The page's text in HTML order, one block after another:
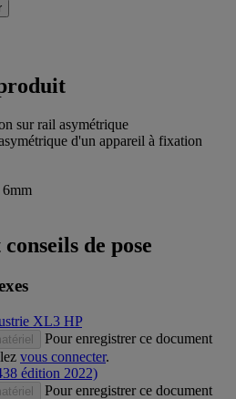
sur rail asymétrique
d'un appareil à fixation
6mm
de pose
XL3 HP
Pour enregistrer ce document
vous connecter.
édition 2022)
Pour enregistrer ce document